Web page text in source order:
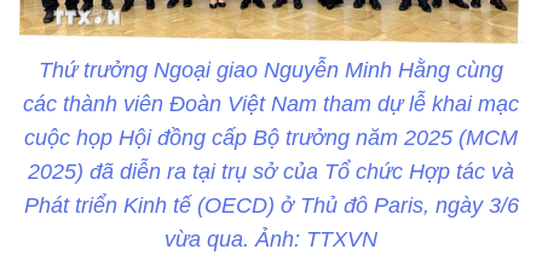
Thứ trưởng Ngoại giao Nguyễn Minh Hằng cùng
các thành viên Đoàn Việt Nam tham dự lễ khai mạc
cuộc họp Hội đồng cấp Bộ trưởng năm 2025 (MCM
2025) đã diễn ra tại trụ sở của Tổ chức Hợp tác và
Phát triển Kinh tế (OECD) ở Thủ đô Paris, ngày 3/6
vừa qua. Ảnh: TTXVN